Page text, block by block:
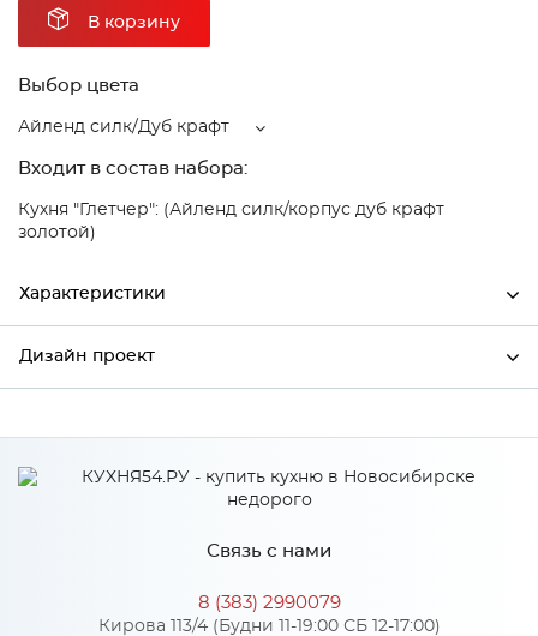
В корзину
Выбор цвета
Айленд силк/Дуб крафт
Входит в состав набора:
Кухня "Глетчер": (Айленд силк/корпус дуб крафт
золотой)
Характеристики
Ширина
Сурская мебель
Айленд силк/Дуб крафт
МДФ
Дизайн проект
*
Связь с нами
8 (383) 2990079
Кирова 113/4 (Будни 11-19:00 СБ 12-17:00)